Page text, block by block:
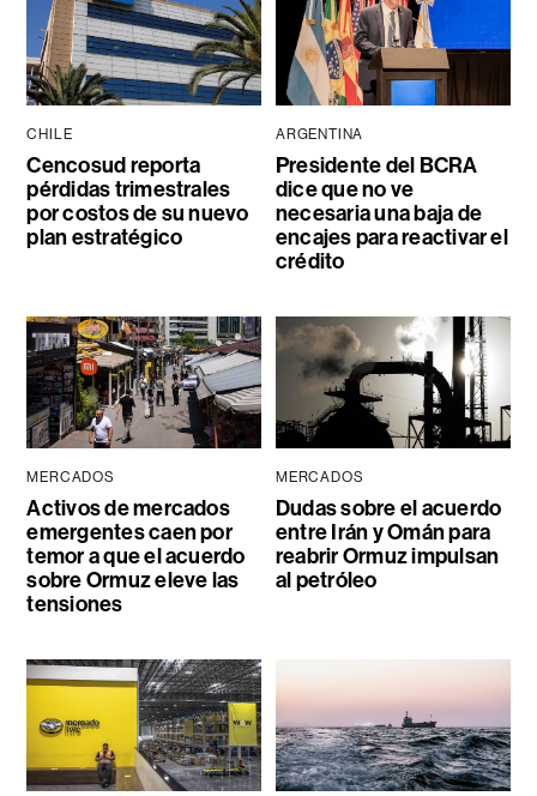
CHILE
Cencosud reporta
pérdidas trimestrales
por costos de su nuevo
plan estratégico
ARGENTINA
Presidente del BCRA
dice que no ve
necesaria una baja de
encajes para reactivar el
crédito
MERCADOS
Activos de mercados
emergentes caen por
temor a que el acuerdo
sobre Ormuz eleve las
tensiones
MERCADOS
Dudas sobre el acuerdo
entre Irán y Omán para
reabrir Ormuz impulsan
al petróleo